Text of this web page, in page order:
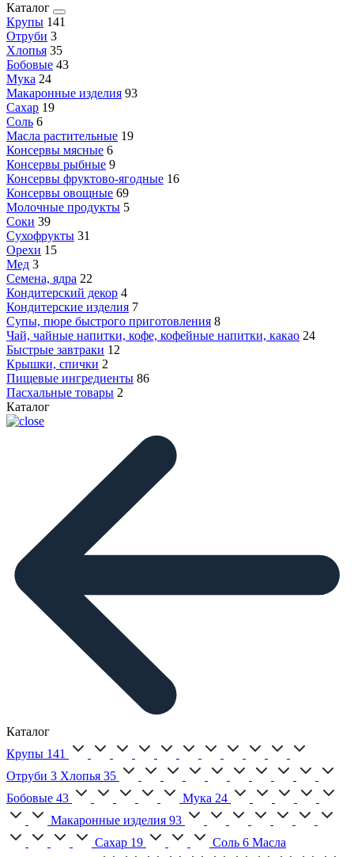
Каталог
Крупы 141
Отруби 3
Хлопья 35
Бобовые 43
Мука 24
Макаронные изделия 93
Сахар 19
Соль 6
Масла растительные 19
Консервы мясные 6
Консервы рыбные 9
Консервы фруктово-ягодные 16
Консервы овощные 69
Молочные продукты 5
Соки 39
Сухофрукты 31
Орехи 15
Мед 3
Семена, ядра 22
Кондитерский декор 4
Кондитерские изделия 7
Супы, пюре быстрого приготовления 8
Чай, чайные напитки, кофе, кофейные напитки, какао 24
Быстрые завтраки 12
Крышки, спички 2
Пищевые ингредиенты 86
Пасхальные товары 2
Каталог
Каталог
Крупы 141
Отруби 3 Хлопья 35
Бобовые 43 Мука 24
Макаронные изделия 93
Сахар 19 Соль 6 Масла